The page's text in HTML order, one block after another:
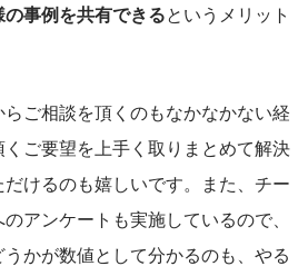
事例を共有できるというメリット
ご相談を頂くのもなかなかない経
ご要望を上手く取りまとめて解決
けるのも嬉しいです。また、チー
アンケートも実施しているので、
かが数値として分かるのも、やる